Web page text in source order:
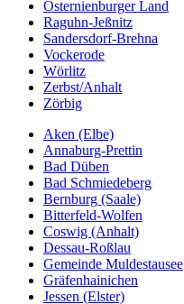
Osternienburger Land
Raguhn-Jeßnitz
Sandersdorf-Brehna
Vockerode
Wörlitz
Zerbst/Anhalt
Zörbig
Aken (Elbe)
Annaburg-Prettin
Bad Düben
Bad Schmiedeberg
Bernburg (Saale)
Bitterfeld-Wolfen
Coswig (Anhalt)
Dessau-Roßlau
Gemeinde Muldestausee
Gräfenhainichen
Jessen (Elster)